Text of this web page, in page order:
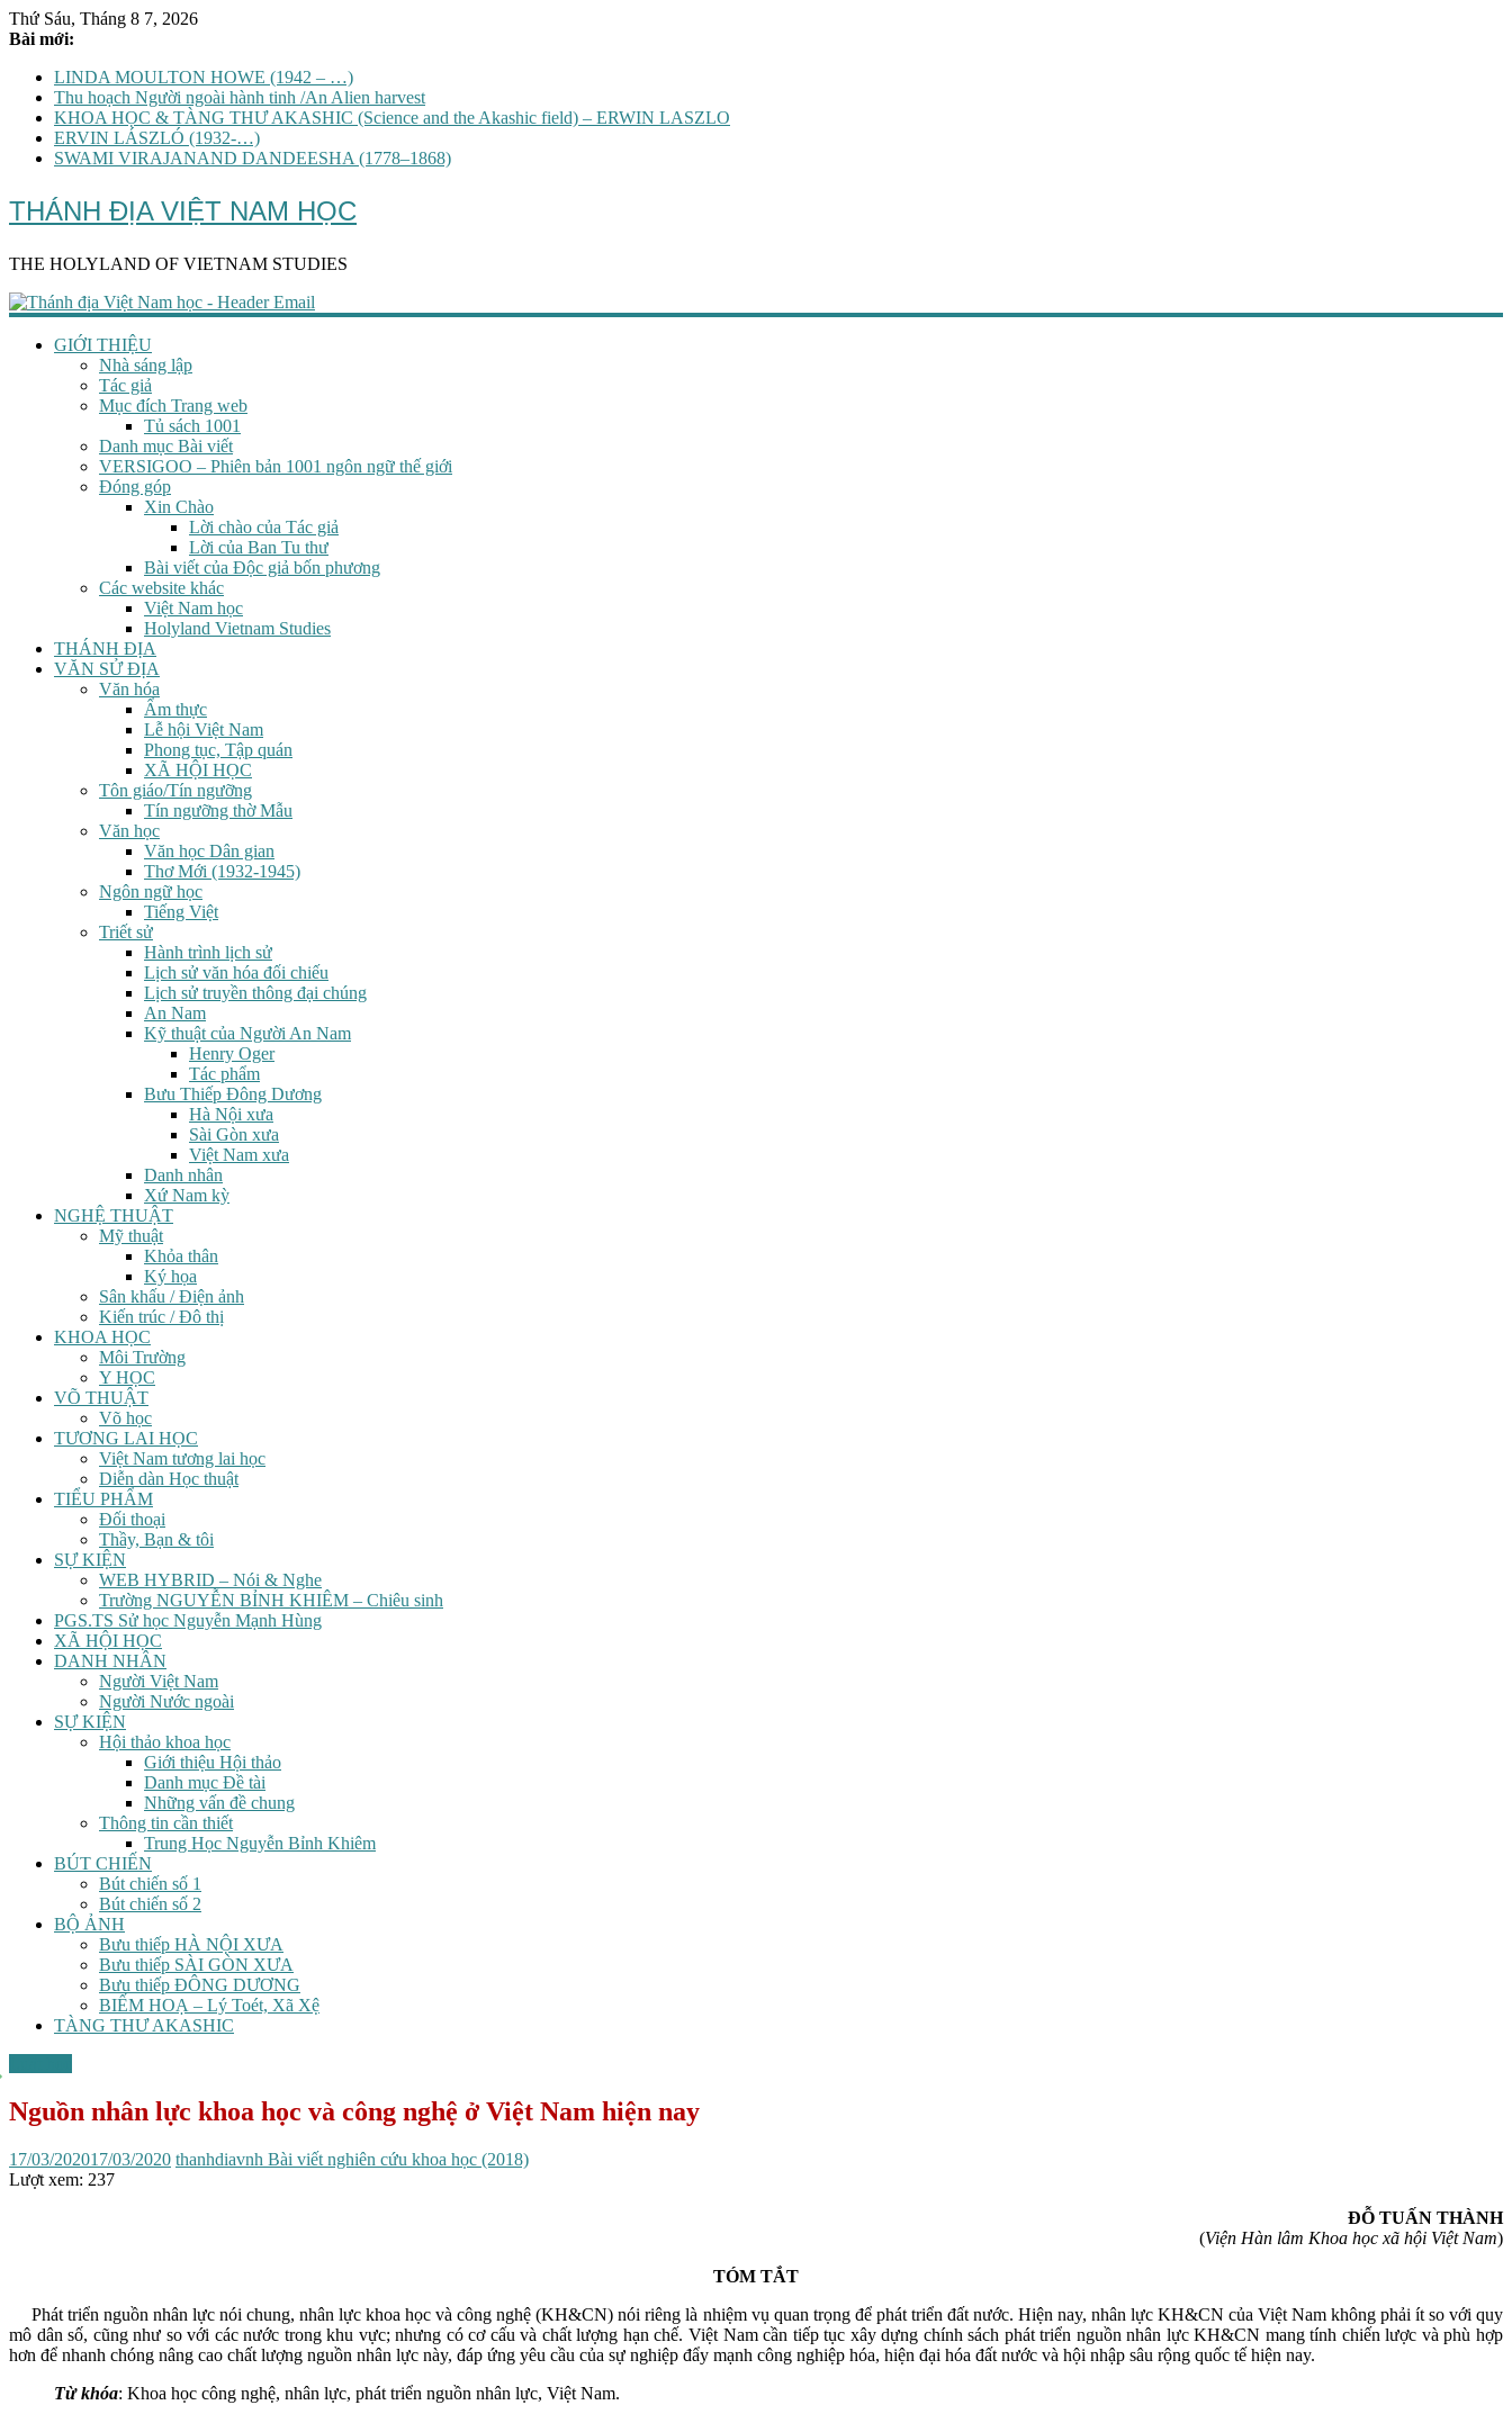
Thứ Sáu, Tháng 8 7, 2026
Bài mới:
LINDA MOULTON HOWE (1942 – …)
Thu hoạch Người ngoài hành tinh /An Alien harvest
KHOA HỌC & TÀNG THƯ AKASHIC (Science and the Akashic field) – ERWIN LASZLO
ERVIN LÁSZLÓ (1932-…)
SWAMI VIRAJANAND DANDEESHA (1778–1868)
THÁNH ĐỊA VIỆT NAM HỌC
THE HOLYLAND OF VIETNAM STUDIES
GIỚI THIỆU
Nhà sáng lập
Tác giả
Mục đích Trang web
Tủ sách 1001
Danh mục Bài viết
VERSIGOO – Phiên bản 1001 ngôn ngữ thế giới
Đóng góp
Xin Chào
Lời chào của Tác giả
Lời của Ban Tu thư
Bài viết của Độc giả bốn phương
Các website khác
Việt Nam học
Holyland Vietnam Studies
THÁNH ĐỊA
VĂN SỬ ĐỊA
Văn hóa
Ẩm thực
Lễ hội Việt Nam
Phong tục, Tập quán
XÃ HỘI HỌC
Tôn giáo/Tín ngưỡng
Tín ngưỡng thờ Mẫu
Văn học
Văn học Dân gian
Thơ Mới (1932-1945)
Ngôn ngữ học
Tiếng Việt
Triết sử
Hành trình lịch sử
Lịch sử văn hóa đối chiếu
Lịch sử truyền thông đại chúng
An Nam
Kỹ thuật của Người An Nam
Henry Oger
Tác phẩm
Bưu Thiếp Đông Dương
Hà Nội xưa
Sài Gòn xưa
Việt Nam xưa
Danh nhân
Xứ Nam kỳ
NGHỆ THUẬT
Mỹ thuật
Khỏa thân
Ký họa
Sân khấu / Điện ảnh
Kiến trúc / Đô thị
KHOA HỌC
Môi Trường
Y HỌC
VÕ THUẬT
Võ học
TƯƠNG LAI HỌC
Việt Nam tương lai học
Diễn dàn Học thuật
TIỂU PHẨM
Đối thoại
Thầy, Bạn & tôi
SỰ KIỆN
WEB HYBRID – Nói & Nghe
Trường NGUYỄN BỈNH KHIÊM – Chiêu sinh
PGS.TS Sử học Nguyễn Mạnh Hùng
XÃ HỘI HỌC
DANH NHÂN
Người Việt Nam
Người Nước ngoài
SỰ KIỆN
Hội thảo khoa học
Giới thiệu Hội thảo
Danh mục Đề tài
Những vấn đề chung
Thông tin cần thiết
Trung Học Nguyễn Bỉnh Khiêm
BÚT CHIẾN
Bút chiến số 1
Bút chiến số 2
BỘ ẢNH
Bưu thiếp HÀ NỘI XƯA
Bưu thiếp SÀI GÒN XƯA
Bưu thiếp ĐÔNG DƯƠNG
BIẾM HOẠ – Lý Toét, Xã Xệ
TÀNG THƯ AKASHIC
Nguồn nhân lực khoa học và công nghệ ở Việt Nam hiện nay
17/03/202017/03/2020 thanhdiavnh Bài viết nghiên cứu khoa học (2018)
Lượt xem: 237
ĐỖ TUẤN THÀNH
(Viện Hàn lâm Khoa học xã hội Việt Nam)
TÓM TẮT
Phát triển nguồn nhân lực nói chung, nhân lực khoa học và công nghệ (KH&CN) nói riêng là nhiệm vụ quan trọng để phát triển đất nước. Hiện nay, nhân lực KH&CN của Việt Nam không phải ít so với quy
mô dân số, cũng như so với các nước trong khu vực; nhưng có cơ cấu và chất lượng hạn chế. Việt Nam cần tiếp tục xây dựng chính sách phát triển nguồn nhân lực KH&CN mang tính chiến lược và phù hợp
hơn để nhanh chóng nâng cao chất lượng nguồn nhân lực này, đáp ứng yêu cầu của sự nghiệp đẩy mạnh công nghiệp hóa, hiện đại hóa đất nước và hội nhập sâu rộng quốc tế hiện nay.
Từ khóa: Khoa học công nghệ, nhân lực, phát triển nguồn nhân lực, Việt Nam.